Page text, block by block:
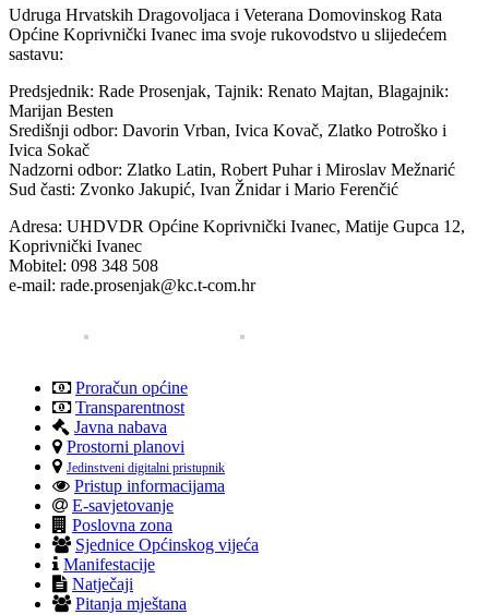
Udruga Hrvatskih Dragovoljaca i Veterana Domovinskog Rata
Općine Koprivnički Ivanec ima svoje rukovodstvo u slijedećem
sastavu:
Predsjednik: Rade Prosenjak, Tajnik: Renato Majtan, Blagajnik:
Marijan Besten
Središnji odbor: Davorin Vrban, Ivica Kovač, Zlatko Potroško i
Ivica Sokač
Nadzorni odbor: Zlatko Latin, Robert Puhar i Miroslav Mežnarić
Sud časti: Zvonko Jakupić, Ivan Žnidar i Mario Ferenčić
Adresa: UHDVDR Općine Koprivnički Ivanec, Matije Gupca 12,
Koprivnički Ivanec
Mobitel: 098 348 508
e-mail: rade.prosenjak@kc.t-com.hr
Proračun općine
Transparentnost
Javna nabava
Prostorni planovi
Jedinstveni digitalni pristupnik
Pristup informacijama
E-savjetovanje
Poslovna zona
Sjednice Općinskog vijeća
Manifestacije
Natječaji
Pitanja mještana